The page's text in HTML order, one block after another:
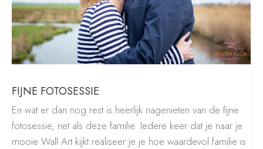
FIJNE FOTOSESSIE
En wat er dan nog rest is heerlijk nagenieten van de fijne
fotosessie, net als deze familie. Iedere keer dat je naar je
mooie Wall Art kijkt realiseer je je hoe waardevol familie is